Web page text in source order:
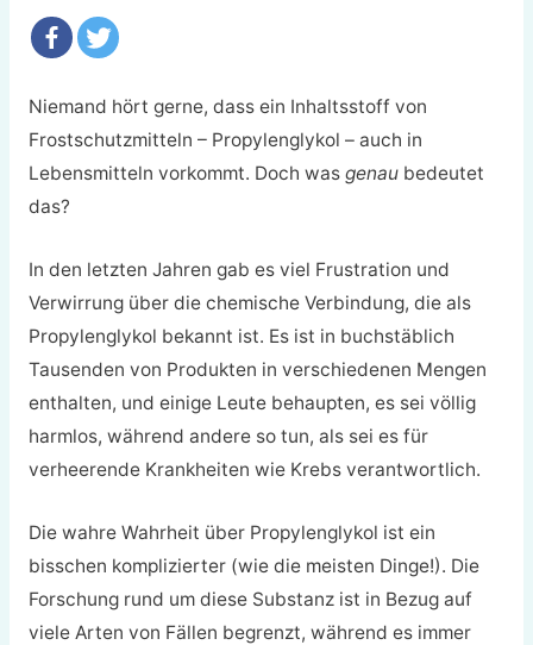
Niemand hört gerne, dass ein Inhaltsstoff von
Frostschutzmitteln – Propylenglykol – auch in
Lebensmitteln vorkommt. Doch was genaubedeutet
das?
In den letzten Jahren gab es viel Frustration und
Verwirrung über die chemische Verbindung, die als
Propylenglykol bekannt ist. Es ist in buchstäblich
Tausenden von Produkten in verschiedenen Mengen
enthalten, und einige Leute behaupten, es sei völlig
harmlos, während andere so tun, als sei es für
verheerende Krankheiten wie Krebs verantwortlich.
Die wahre Wahrheit über Propylenglykol ist ein
bisschen komplizierter (wie die meisten Dinge!). Die
Forschung rund um diese Substanz ist in Bezug auf
viele Arten von Fällen begrenzt, während es immer